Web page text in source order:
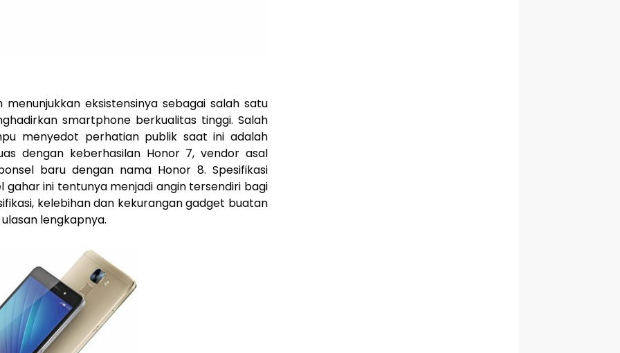
eksistensinya sebagai salah satu
smartphone berkualitas tinggi. Salah
menyedot perhatian publik saat ini adalah
dengan keberhasilan Honor 7, vendor asal
baru dengan nama Honor 8. Spesifikasi
ini tentunya menjadi angin tersendiri bagi
kelebihan dan kekurangan gadget buatan
lengkapnya.